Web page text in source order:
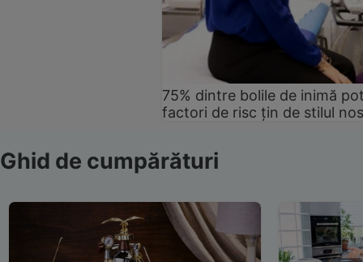
75% dintre bolile de inimă
factori de risc țin de stilul
Ghid de cumpărături